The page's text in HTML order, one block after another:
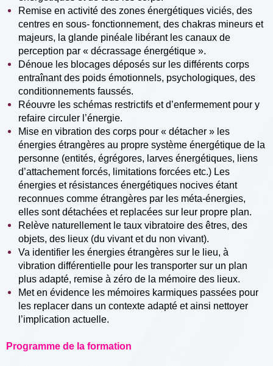
Remise en activité des zones énergétiques viciés, des
centres en sous- fonctionnement, des chakras mineurs et
majeurs, la glande pinéale libérant les canaux de
perception par « décrassage énergétique ».
Dénoue les blocages déposés sur les différents corps
entraînant des poids émotionnels, psychologiques, des
conditionnements faussés.
Réouvre les schémas restrictifs et d’enfermement pour y
refaire circuler l’énergie.
Mise en vibration des corps pour « détacher » les
énergies étrangères au propre système énergétique de la
personne (entités, égrégores, larves énergétiques, liens
d’attachement forcés, limitations forcées etc.) Les
énergies et résistances énergétiques nocives étant
reconnues comme étrangères par les méta-énergies,
elles sont détachées et replacées sur leur propre plan.
Relève naturellement le taux vibratoire des êtres, des
objets, des lieux (du vivant et du non vivant).
Va identifier les énergies étrangères sur le lieu, à
vibration différentielle pour les transporter sur un plan
plus adapté, remise à zéro de la mémoire des lieux.
Met en évidence les mémoires karmiques passées pour
les replacer dans un contexte adapté et ainsi nettoyer
l’implication actuelle.
Programme de la formation